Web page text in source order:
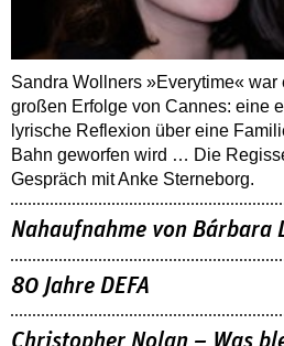
Sandra Wollners »Everytime« war
großen Erfolge von Cannes: eine
lyrische Reflexion über eine
Bahn geworfen wird … Die
Gespräch mit Anke Sterneborg.
Nahaufnahme von Bárbara
80 Jahre DEFA